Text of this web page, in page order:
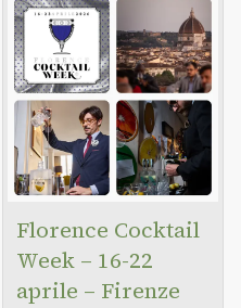
Florence Cocktail
Week – 16-22
aprile – Firenze